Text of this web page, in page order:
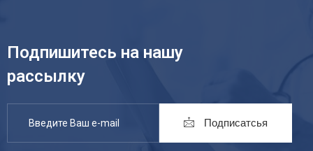
Подпишитесь на нашу
рассылку
Подписатсья